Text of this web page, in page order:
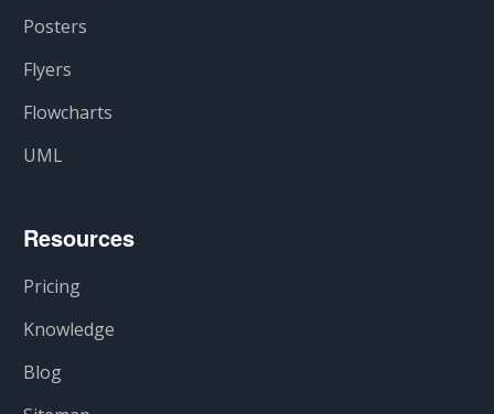
Posters
Flyers
Flowcharts
UML
Resources
Pricing
Knowledge
Blog